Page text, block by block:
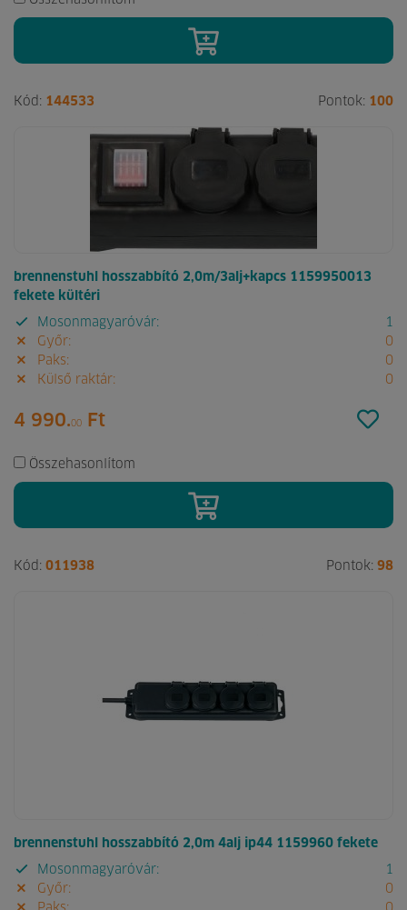
Kód: 144533 Pontok: 100
brennenstuhl hosszabbító 2,0m/3alj+kapcs 1159950013
fekete kültéri
Mosonmagyaróvár:
1
Győr:
0
Paks:
0
Külső raktár:
0
4 990.00 Ft
Összehasonlítom
Kód: 011938 Pontok: 98
brennenstuhl hosszabbító 2,0m 4alj ip44 1159960 fekete
Mosonmagyaróvár:
1
Győr:
0